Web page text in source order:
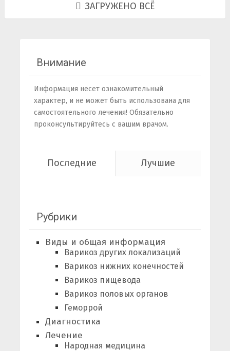
ЗАГРУЖЕНО ВСЁ
Внимание
Информация несет ознакомительный
характер, и не может быть использована для
самостоятельного лечения! Обязательно
проконсультируйтесь с вашим врачом.
Последние Лучшие
Рубрики
Виды и общая информация
Варикоз других локализаций
Варикоз нижних конечностей
Варикоз пищевода
Варикоз половых органов
Геморрой
Диагностика
Лечение
Народная медицина